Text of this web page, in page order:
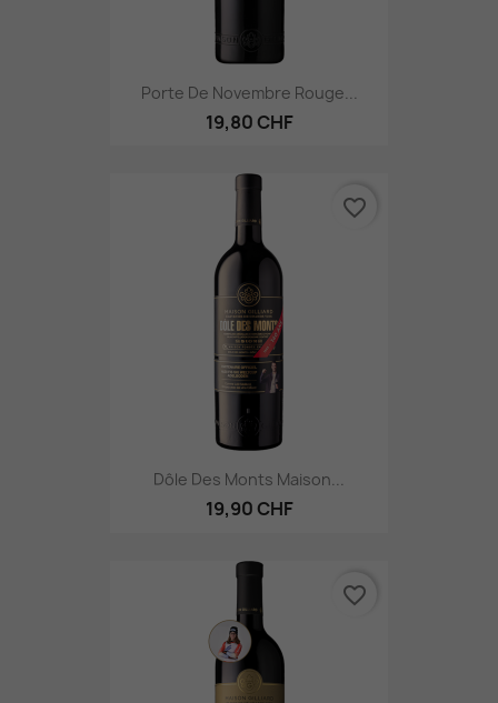
Porte De Novembre Rouge...
19,80 CHF
Dôle Des Monts Maison...
19,90 CHF
favorite_border
favorite_border